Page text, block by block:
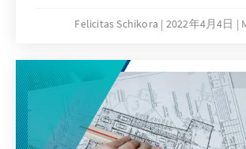
abhalten, Wohneigentum
Felicitas Schikora 2022年4月4日